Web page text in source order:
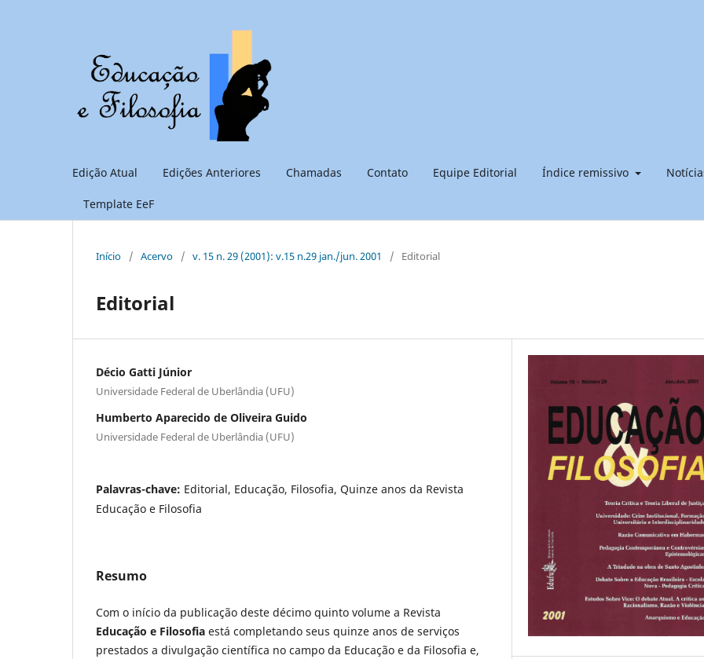
Edição Atual Edições Anteriores Chamadas Contato Equipe Editorial Índice remissivo
Template EeF
Início / Acervo / v. 15 n. 29 (2001): v.15 n.29 jan./jun. 2001 / Editorial
Editorial
Décio Gatti Júnior
Universidade Federal de Uberlândia (UFU)
Humberto Aparecido de Oliveira Guido
Universidade Federal de Uberlândia (UFU)
Palavras-chave: Editorial, Educação, Filosofia, Quinze anos da Revista
Educação e Filosofia
Resumo
Com o início da publicação deste décimo quinto volume a Revista
Educação e Filosofia está completando seus quinze anos de serviços
prestados a divulgação científica no campo da Educação e da Filosofia e,